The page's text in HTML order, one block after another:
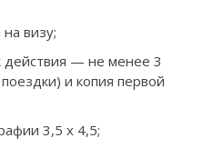
визу;
действия — не менее 3
и копия первой
3,5 х 4,5;